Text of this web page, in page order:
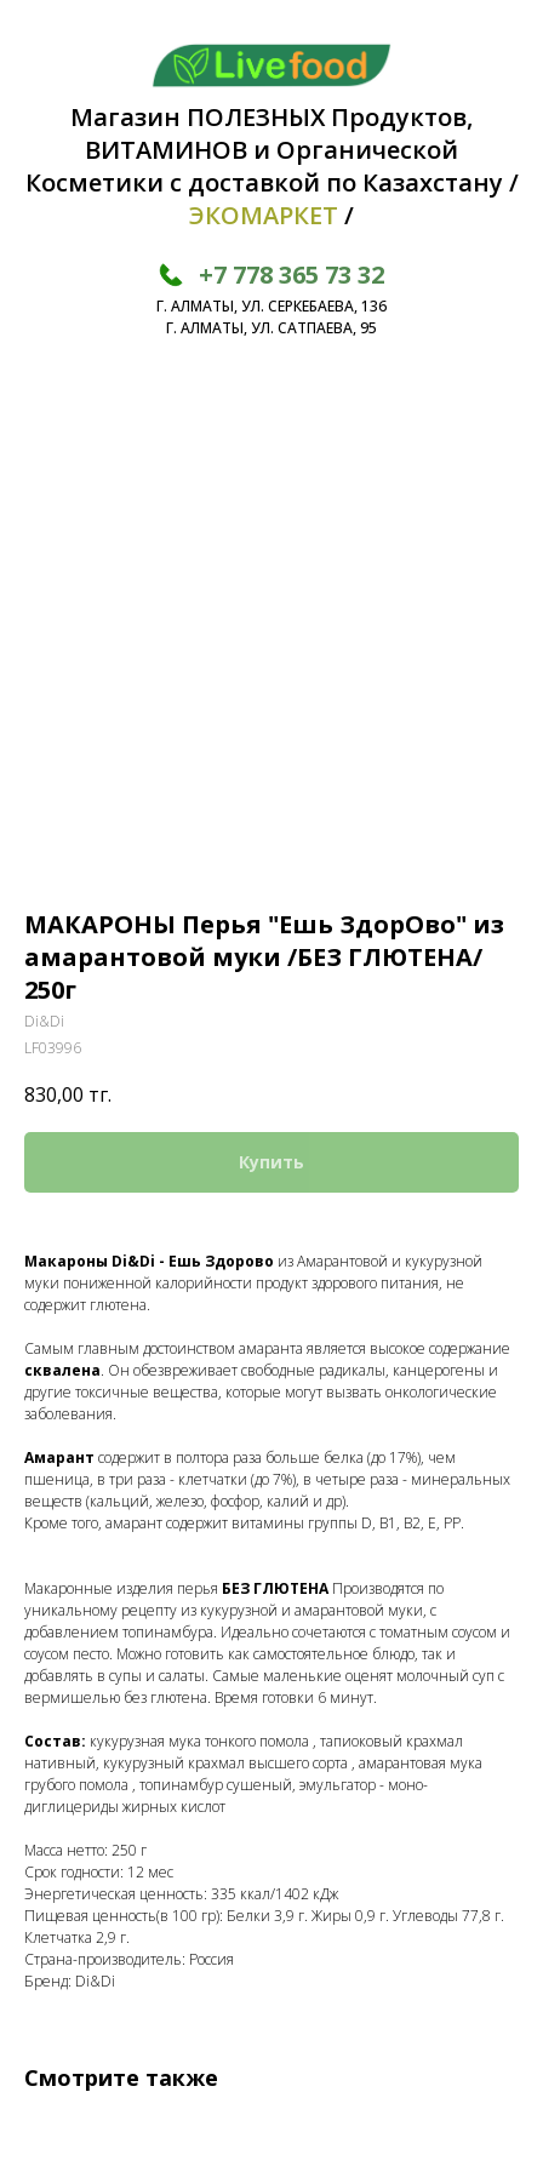
Магазин ПОЛЕЗНЫХ Продуктов,
ВИТАМИНОВ и Органической
Косметики с доставкой по Казахстану /
ЭКОМАРКЕТ /
+7 778 365 73 32
Г. АЛМАТЫ, УЛ. СЕРКЕБАЕВА, 136
Г. АЛМАТЫ, УЛ. САТПАЕВА, 95
МАКАРОНЫ Перья "Ешь ЗдорОво" из
амарантовой муки /БЕЗ ГЛЮТЕНА/
250г
Di&Di
LF03996
830,00 тг.
Купить
Макароны Di&Di - Ешь Здорово из Амарантовой и кукурузной
муки пониженной калорийности продукт здорового питания, не
содержит глютена.
Самым главным достоинством амаранта является высокое содержание
сквалена. Он обезвреживает свободные радикалы, канцерогены и
другие токсичные вещества, которые могут вызвать онкологические
заболевания.
Амарант содержит в полтора раза больше белка (до 17%), чем
пшеница, в три раза - клетчатки (до 7%), в четыре раза - минеральных
веществ (кальций, железо, фосфор, калий и др).
Кроме того, амарант содержит витамины группы D, B1, B2, E, PP.
Макаронные изделия перья БЕЗ ГЛЮТЕНАПроизводятся по
уникальному рецепту из кукурузной и амарантовой муки, с
добавлением топинамбура. Идеально сочетаются с томатным соусом и
соусом песто. Можно готовить как самостоятельное блюдо, так и
добавлять в супы и салаты. Самые маленькие оценят молочный суп с
вермишелью без глютена. Время готовки 6 минут.
Состав: кукурузная мука тонкого помола , тапиоковый крахмал
нативный, кукурузный крахмал высшего сорта , амарантовая мука
грубого помола , топинамбур сушеный, эмульгатор - моно-
диглицериды жирных кислот
Масса нетто: 250 г
Срок годности: 12 мес
Энергетическая ценность: 335 ккал/1402 кДж
Пищевая ценность(в 100 гр): Белки 3,9 г. Жиры 0,9 г. Углеводы 77,8 г.
Клетчатка 2,9 г.
Страна-производитель: Россия
Бренд: Di&Di
Смотрите также